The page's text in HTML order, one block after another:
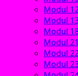
Modul
Modul
Modul
Modul
Modul
Modul